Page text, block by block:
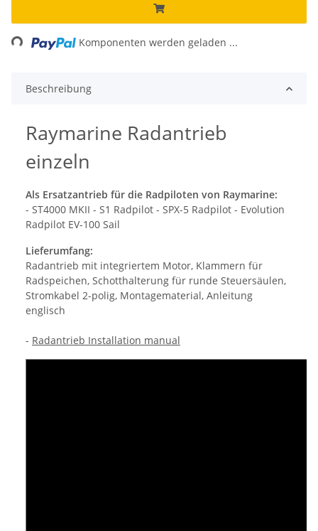
Komponenten werden geladen ...
Beschreibung
Raymarine Radantrieb
einzeln
Als Ersatzantrieb für die Radpiloten von Raymarine:
- ST4000 MKII - S1 Radpilot - SPX-5 Radpilot - Evolution
Radpilot EV-100 Sail
Lieferumfang:
Radantrieb mit integriertem Motor, Klammern für
Radspeichen, Schotthalterung für runde Steuersäulen,
Stromkabel 2-polig, Montagematerial, Anleitung
englisch
- Radantrieb Installation manual